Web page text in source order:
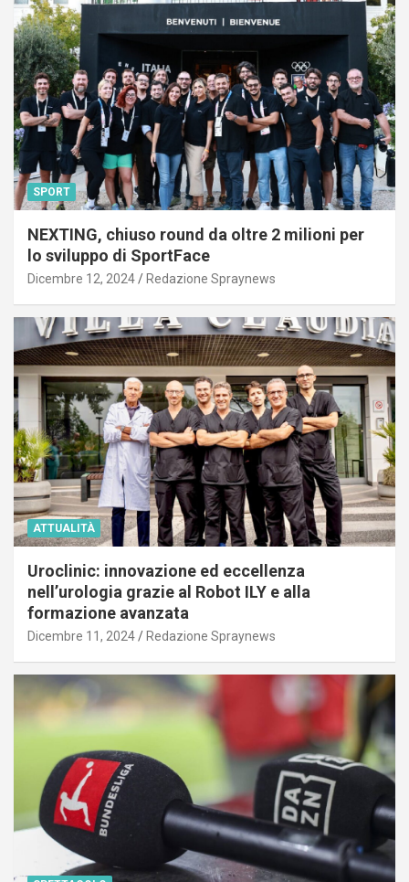
SPORT
NEXTING, chiuso round da oltre 2 milioni per
lo sviluppo di SportFace
Dicembre 12, 2024 Redazione Spraynews
ATTUALITÀ
Uroclinic: innovazione ed eccellenza
nell’urologia grazie al Robot ILY e alla
formazione avanzata
Dicembre 11, 2024 Redazione Spraynews